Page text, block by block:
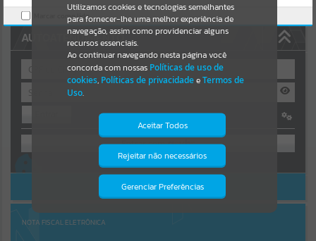
Por favor, aguarde...
NOTÍCIAS
Por favor, aguarde...
Por favor, aguarde...
AUTOATENDIMENTO
OU
Cadastre-se|Recuperar Senha
ACESSAR SEM LOGIN
NOTA FISCAL ELETRÔNICA
Utilizamos cookies e tecnologias semelhantes
para fornecer-lhe uma melhor experiência de
navegação, assim como providenciar alguns
recursos essenciais.
Ao continuar navegando nesta página você
concorda com nossas Políticas de uso de
cookies, Políticas de privacidadeeTermos de
Uso.
Aceitar Todos
Rejeitar não necessários
Gerenciar Preferências
Isto significa que diversos recursos
providenciados poderão não estar
Marcar como lido.